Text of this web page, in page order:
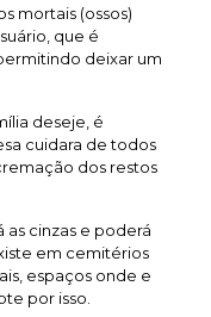
mortais (ossos)
que é
deixar um
deseje, é
cuidara de todos
dos restos
cinzas e poderá
em cemitérios
espaços onde e
por isso.